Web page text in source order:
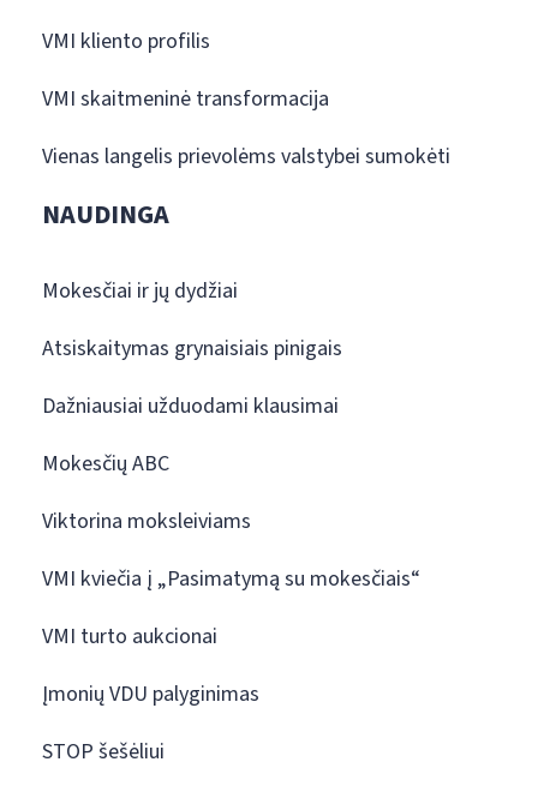
VMI kliento profilis
VMI skaitmeninė transformacija
Vienas langelis prievolėms valstybei sumokėti
NAUDINGA
Mokesčiai ir jų dydžiai
Atsiskaitymas grynaisiais pinigais
Dažniausiai užduodami klausimai
Mokesčių ABC
Viktorina moksleiviams
VMI kviečia į „Pasimatymą su mokesčiais“
VMI turto aukcionai
Įmonių VDU palyginimas
STOP šešėliui